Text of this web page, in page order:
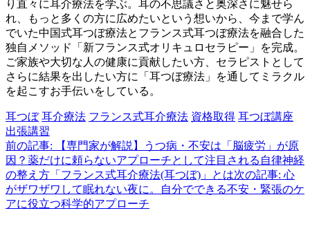
り直々に耳介療法を学ぶ。耳の不思議さと奥深さに魅せら
れ、もっと多くの方に広めたいという想いから、今まで学ん
でいた中国式耳つぼ療法とフランス式耳つぼ療法を融合した
独自メソッド「新フランス式オリキュロセラピー」を完成。
ご家族や大切な人の健康に貢献したい方、セラピストとして
さらに結果を出したい方に「耳つぼ療法」を通してミラクル
を起こすお手伝いをしている。
耳つぼ 耳介療法 フランス式耳介療法 資格取得 耳つぼ講座
出張講習
前の記事: 【専門家が解説】うつ病・不安は「脳疲労」が原
因？薬だけに頼らないアプローチとして注目される自律神経
の整え方「フランス式耳介療法(耳つぼ)」とは次の記事: 心
がザワザワして眠れない夜に。自分でできる不安・緊張のケ
アに役立つ科学的アプローチ